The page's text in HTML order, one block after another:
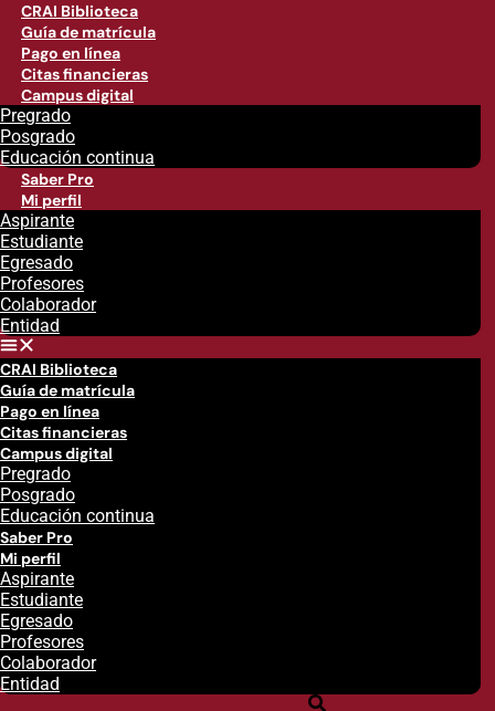
CRAI Biblioteca
Guía de matrícula
Pago en línea
Citas financieras
Campus digital
Pregrado
Posgrado
Educación continua
Saber Pro
Mi perfil
Aspirante
Estudiante
Egresado
Profesores
Colaborador
Entidad
CRAI Biblioteca
Guía de matrícula
Pago en línea
Citas financieras
Campus digital
Pregrado
Posgrado
Educación continua
Saber Pro
Mi perfil
Aspirante
Estudiante
Egresado
Profesores
Colaborador
Entidad